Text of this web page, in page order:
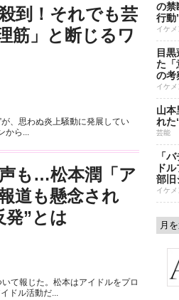
到！それでも芸
筋」と断じるワ
、思わぬ炎上騒動に発展してい
から...
も…松本潤「ア
道も懸念され
発”とは
て報じた。松本はアイドルをプロ
ドル活動だ...
の禁
行動
イケメ
目
た「
の考
イケメ
山本
れた
芸能
「
ド
部旧
イケメ